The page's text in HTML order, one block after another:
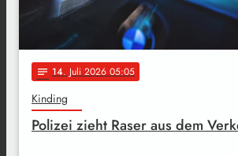
notes 14. Juli 2026 05:05
Kinding
Polizei zieht Raser aus dem